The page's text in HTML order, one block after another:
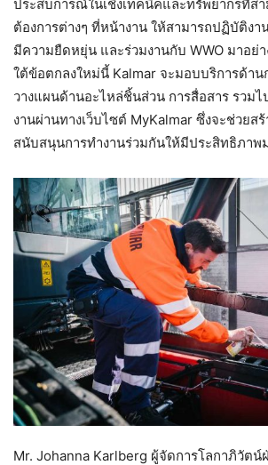
ประสบการณ์ในเชิงเทคนิคและทรัพยากรที่ส
ต้องการต่างๆ ที่หน้างาน ให้สามารถปฏิบัติงา
มีความยืดหยุ่น และร่วมงานกับ WWO มาอย่
ใต้ข้อตกลงใหม่นี้ Kalmar จะมอบบริการด้าน
วางแผนด้านอะไหล่ชิ้นส่วน การสื่อสาร รวม
งานผ่านทางเว็บไซต์ MyKalmar ซึ่งจะช่วยส
สนับสนุนการทำงานร่วมกันให้มีประสิทธิภาพ
Mr. Johanna Karlberg ผู้จัดการโลกาภิวัต